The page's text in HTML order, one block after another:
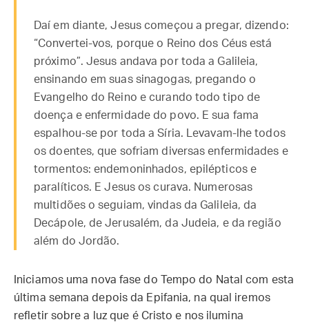
Daí em diante, Jesus começou a pregar, dizendo:
“Convertei-vos, porque o Reino dos Céus está
próximo”. Jesus andava por toda a Galileia,
ensinando em suas sinagogas, pregando o
Evangelho do Reino e curando todo tipo de
doença e enfermidade do povo. E sua fama
espalhou-se por toda a Síria. Levavam-lhe todos
os doentes, que sofriam diversas enfermidades e
tormentos: endemoninhados, epilépticos e
paralíticos. E Jesus os curava. Numerosas
multidões o seguiam, vindas da Galileia, da
Decápole, de Jerusalém, da Judeia, e da região
além do Jordão.
Iniciamos uma nova fase do Tempo do Natal com esta
última semana depois da Epifania, na qual iremos
refletir sobre a luz que é Cristo e nos ilumina